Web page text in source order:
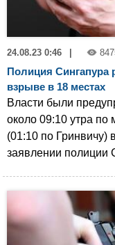
24.08.23 0:46
Полиция Сингапура
взрыве в 18 местах
Власти были
около 09:10 утра по
(01:10 по Гринвичу)
заявлении полиции